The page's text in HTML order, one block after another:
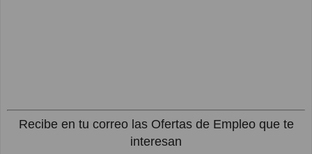
Recibe en tu correo las Ofertas de Empleo que te
interesan